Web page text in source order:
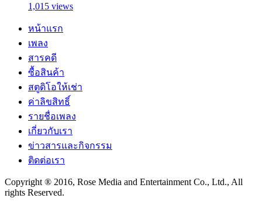
1,015 views
หน้าแรก
เพลง
สารคดี
ซื้อสินค้า
สตูดิโอให้เช่า
ค่าลิขสิทธิ์
รายชื่อเพลง
เกี่ยวกับเรา
ข่าวสารและกิจกรรม
ติดต่อเรา
Copyright ® 2016, Rose Media and Entertainment Co., Ltd., All
rights Reserved.